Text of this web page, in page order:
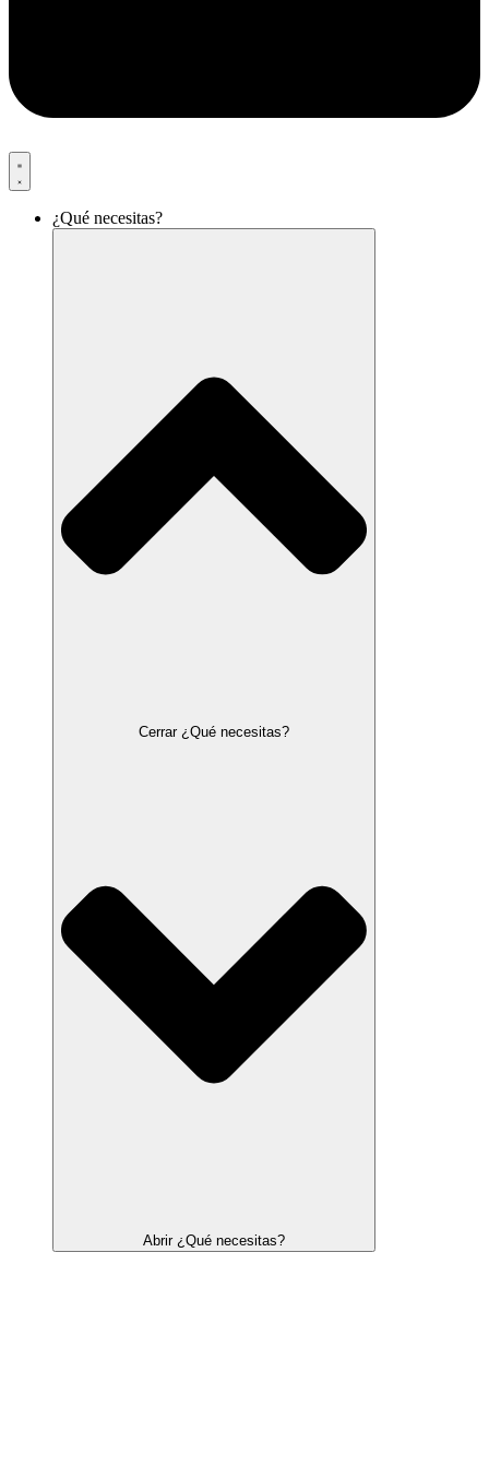
¿Qué necesitas?
Cerrar ¿Qué necesitas?
Abrir ¿Qué necesitas?